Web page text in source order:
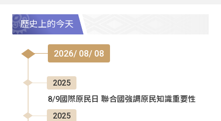
歷史上的今天
2026/ 08/ 08
2025
8/9國際原民日 聯合國強調原民知識重要性
2025